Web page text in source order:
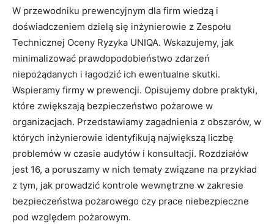
W przewodniku prewencyjnym dla firm wiedzą i
doświadczeniem dzielą się inżynierowie z Zespołu
Technicznej Oceny Ryzyka UNIQA. Wskazujemy, jak
minimalizować prawdopodobieństwo zdarzeń
niepożądanych i łagodzić ich ewentualne skutki.
Wspieramy firmy w prewencji. Opisujemy dobre praktyki,
które zwiększają bezpieczeństwo pożarowe w
organizacjach. Przedstawiamy zagadnienia z obszarów, w
których inżynierowie identyfikują największą liczbę
problemów w czasie audytów i konsultacji. Rozdziałów
jest 16, a poruszamy w nich tematy związane na przykład
z tym, jak prowadzić kontrole wewnętrzne w zakresie
bezpieczeństwa pożarowego czy prace niebezpieczne
pod względem pożarowym.